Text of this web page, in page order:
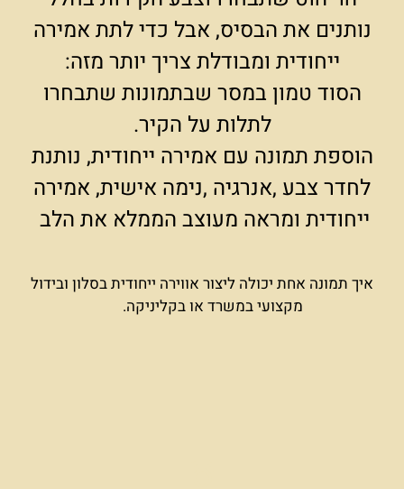
נותנים את הבסיס, אבל כדי לתת אמירה
ייחודית ומבודלת צריך יותר מזה:
הסוד טמון במסר שבתמונות שתבחרו
לתלות על הקיר.
הוספת תמונה עם אמירה ייחודית, נותנת
לחדר צבע ,אנרגיה ,נימה אישית, אמירה
ייחודית ומראה מעוצב הממלא את הלב
איך תמונה אחת יכולה ליצור אווירה ייחודית בסלון ובידול
מקצועי במשרד או בקליניקה.